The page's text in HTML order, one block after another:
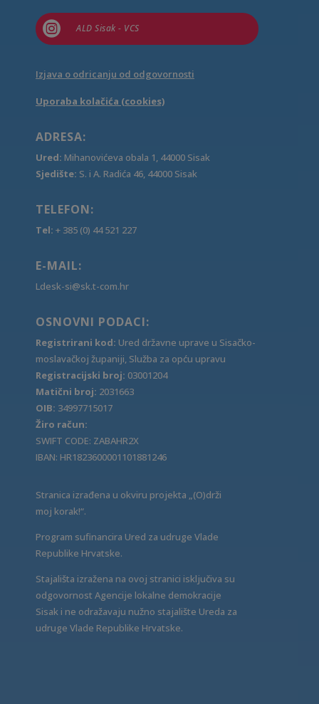
 ALD Sisak - VCS
Izjava o odricanju od odgovornosti
Uporaba kolačića (cookies)
ADRESA:
Ured: Mihanovićeva obala 1, 44000 Sisak
Sjedište: S. i A. Radića 46, 44000 Sisak
TELEFON:
Tel: + 385 (0) 44 521 227
E-MAIL:
Ldesk-si@sk.t-com.hr
OSNOVNI PODACI:
Registrirani kod: Ured državne uprave u Sisačko-
moslavačkoj županiji, Služba za opću upravu
Registracijski broj: 03001204
Matični broj: 2031663
OIB: 34997715017
Žiro račun:
SWIFT CODE: ZABAHR2X
IBAN: HR1823600001101881246
Stranica izrađena u okviru projekta „(O)drži
moj korak!“.
Program sufinancira Ured za udruge Vlade
Republike Hrvatske.
Stajališta izražena na ovoj stranici isključiva su
odgovornost Agencije lokalne demokracije
Sisak i ne odražavaju nužno stajalište Ureda za
udruge Vlade Republike Hrvatske.